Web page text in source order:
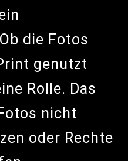
die Fotos
genutzt
Rolle. Das
nicht
oder Rechte